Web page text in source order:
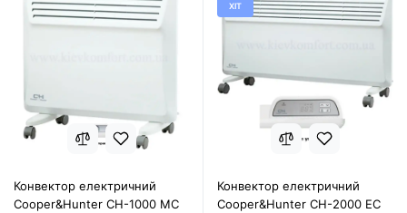
Конвектор електричний
Cooper&Hunter CH-1000 MC
ХІТ
Конвектор електричний
Cooper&Hunter CH-2000 EC